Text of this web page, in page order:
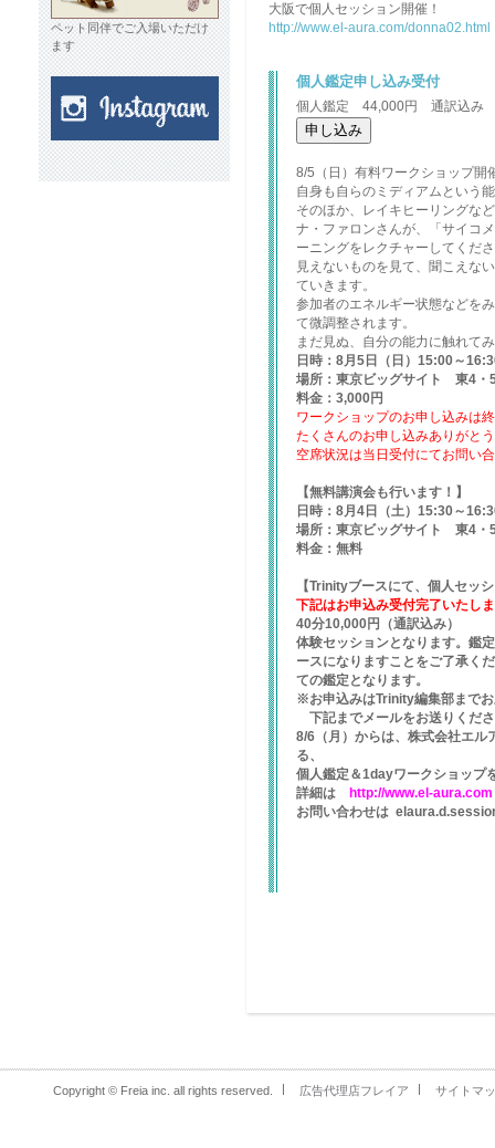
大阪で個人セッション開催！
http://www.el-aura.com/donna02.html
個人鑑定申し込み受付
個人鑑定 44,000円 通訳込み
8/5（日）有料ワークショップ開
自身も自らのミディアムという
そのほか、レイキヒーリングな
ナ・ファロンさんが、「サイコ
ーニングをレクチャーしてくだ
見えないものを見て、聞こえな
ていきます。
参加者のエネルギー状態などを
て微調整されます。
まだ見ぬ、自分の能力に触れて
日時：8月5日（日）15:00～
場所：東京ビッグサイト 東4
料金：3,000円
ワークショップのお申し込みは
たくさんのお申し込みありがと
空席状況は当日受付にてお問い
【無料講演会も行います！】
日時：8月4日（土）15:30～
場所：東京ビッグサイト 東4
料金：無料
【Trinityブースにて、個人セッ
下記はお申込み受付完了いたし
40分10,000円（通訳込み）
体験セッションとなります。鑑
ースになりますことをご了承く
ての鑑定となります。
※お申込みはTrinity編集部まで
下記までメールをお送りくだ
8/6（月）からは、株式会社エル
る、
個人鑑定＆1dayワークショップ
詳細は
http://www.el-aura.com
お問い合わせは
ペット同伴でご入場いただけ
ます
Copyright © Freia inc. all rights reserved. 広告代理店フレイア サイトマ